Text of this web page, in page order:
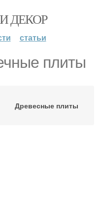
ДЕКОР
статьи
плиты
Древесные плиты